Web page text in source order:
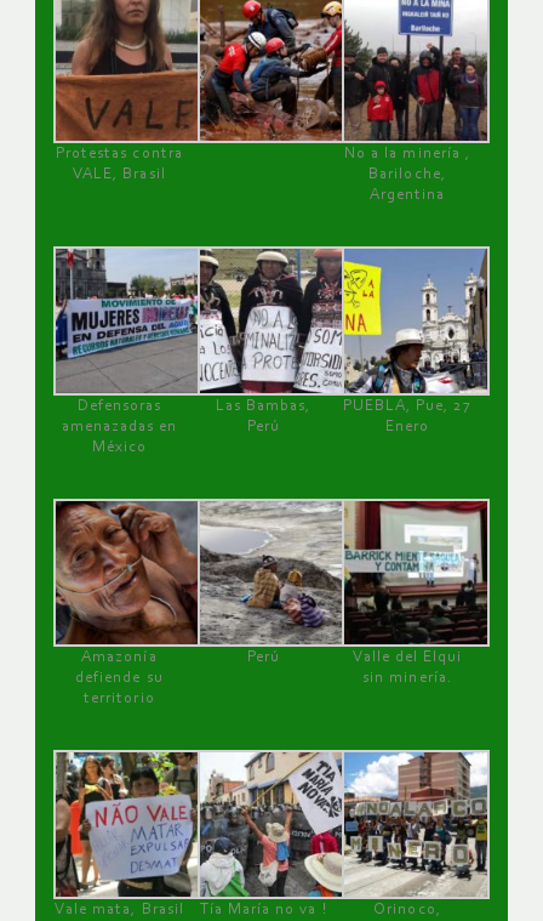
Protestas contra
VALE, Brasil
No a la minería ,
Bariloche,
Argentina
Defensoras
amenazadas en
México
Las Bambas,
Perú
PUEBLA, Pue, 27
Enero
Amazonía
defiende su
territorio
Perú
Valle del Elqui
sin minería.
Vale mata, Brasil Tía María no va ! Orinoco,